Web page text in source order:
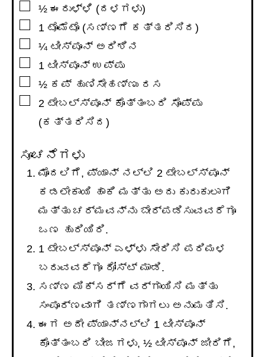
▢½ ಈರುಳ್ಳಿ (ದಳಗಳು)
▢1 ಟೊಮೆಟೊ (ಸಣ್ಣಗೆ ಕತ್ತರಿಸಿದ)
▢¼ ಟೀಸ್ಪೂನ್ ಅರಿಶಿನ
▢1 ಟೀಸ್ಪೂನ್ ಉಪ್ಪು
▢½ ಕಪ್ ಹುಣಿಸೇಹಣ್ಣು ರಸ
▢2 ಟೇಬಲ್ಸ್ಪೂನ್ ಕೊತ್ತಂಬರಿ ಸೊಪ್ಪು
(ಕತ್ತರಿಸಿದ)
ಸೂಚನೆಗಳು
ಮೊದಲಿಗೆ, ಪ್ಯಾನ್ ನಲ್ಲಿ 2 ಟೇಬಲ್ಸ್ಪೂನ್
ಕಡಲೇಕಾಯಿ ಹಾಕಿ ಮತ್ತು ಅದು ಕುರುಕುಲಾಗಿ
ಮತ್ತು ಚರ್ಮವನ್ನು ಬೇರ್ಪಡಿಸುವವರೆಗೂ
ಒಣ ಹುರಿಯಿರಿ.
1 ಟೇಬಲ್ಸ್ಪೂನ್ ಎಳ್ಳು ಸೇರಿಸಿ ಪರಿಮಳ
ಬರುವವರೆಗೂ ರೋಸ್ಟ್ ಮಾಡಿ.
ಸಣ್ಣ ಮಿಕ್ಸರ್ಗೆ ವರ್ಗಾಯಿಸಿ ಮತ್ತು
ಸಂಪೂರ್ಣವಾಗಿ ತಣ್ಣಗಾಗಲು ಅನುಮತಿಸಿ.
ಈಗ ಅದೇ ಪ್ಯಾನ್ನಲ್ಲಿ 1 ಟೀಸ್ಪೂನ್
ಕೊತ್ತಂಬರಿ ಬೀಜಗಳು, ½ ಟೀಸ್ಪೂನ್ ಜೀರಿಗೆ,